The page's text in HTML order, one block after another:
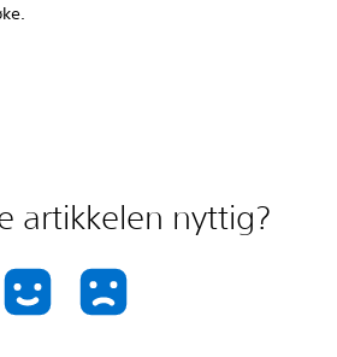
artikkelen nyttig?